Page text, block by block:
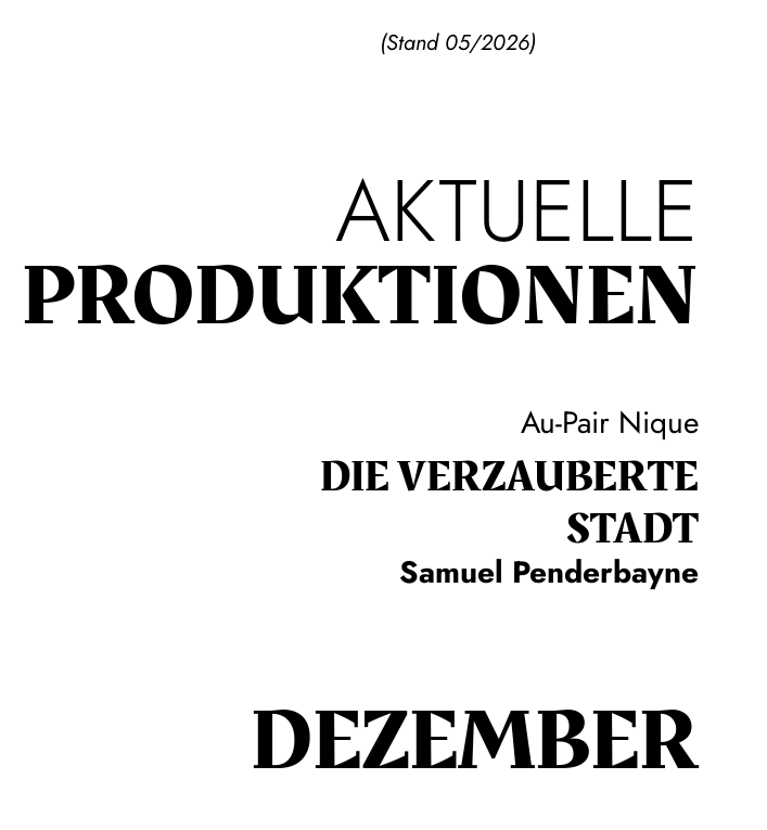
(Stand 05/2026)
AKTUELLE
PRODUKTIONEN
Au-Pair Nique
DIE VERZAUBERTE
STADT
Samuel Penderbayne
DEZEMBER